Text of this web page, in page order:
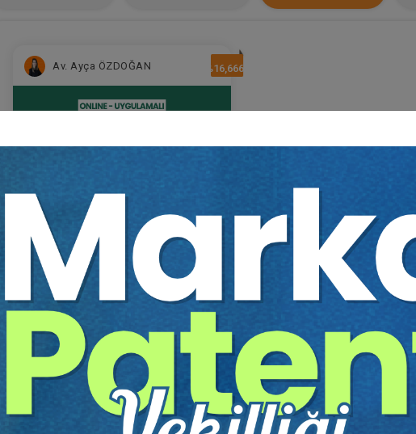
%16,6666666666667
Av. Ayça ÖZDOĞAN
Sertifika Tekrar İzle Ekli Dosya
Uygulamalı BOŞANMA DAVALARI
İleri Sertifika Programı (4 Gün -
12 Saat) (Erken Kayıt İndirimli)
12 EKIM 2026
Eğitim Tarihi
19:00 - 22:00 180
6000 TL
5000 TL
Sepete Ekle